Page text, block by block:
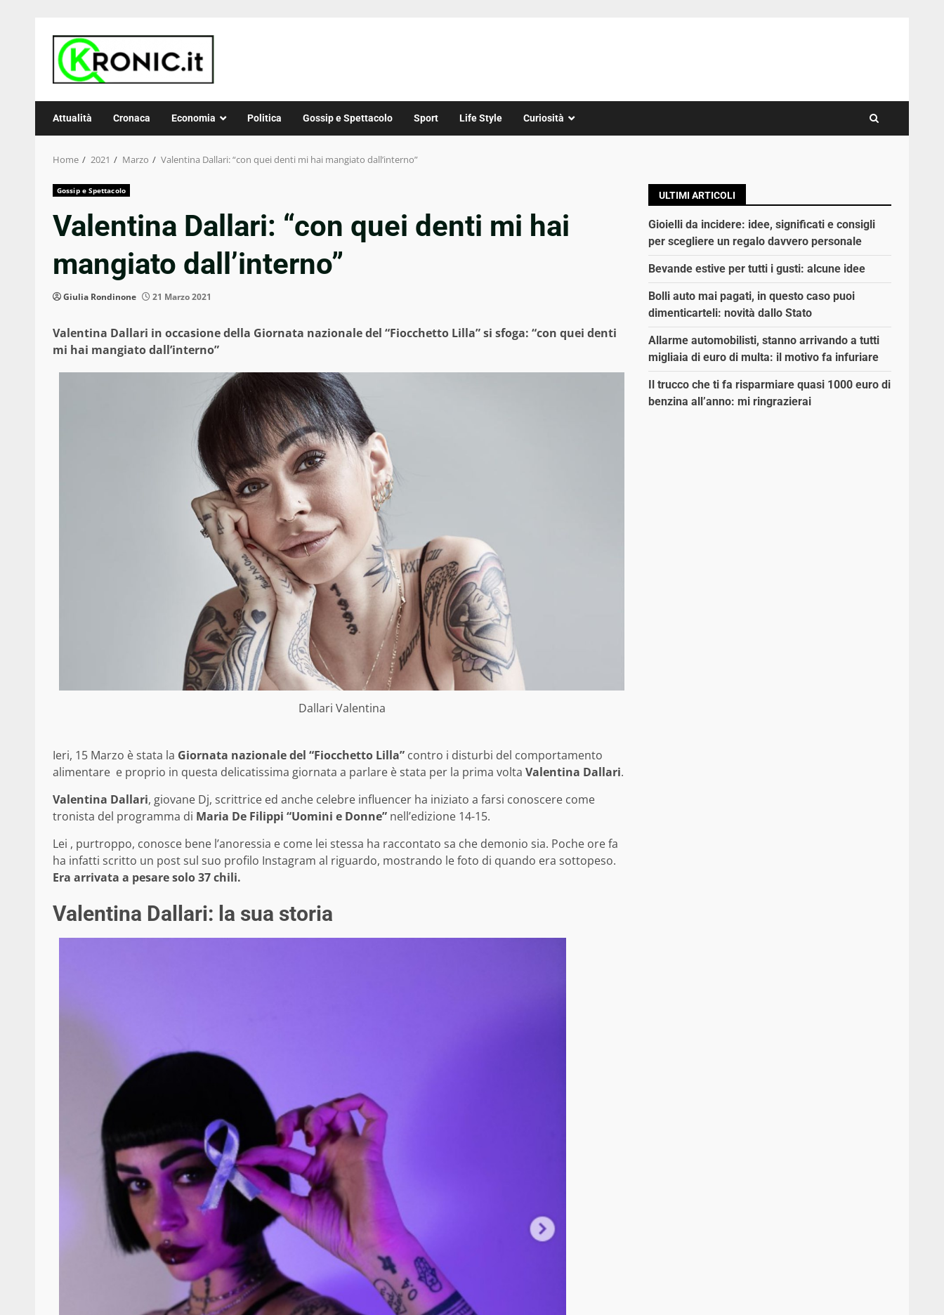
content
Attualità Cronaca Economia Politica Gossip e Spettacolo Sport Life Style Curiosità
Home 2021 Marzo Valentina Dallari: “con quei denti mi hai mangiato dall’interno”
Gossip e Spettacolo
Valentina Dallari: “con quei denti mi hai
mangiato dall’interno”
Giulia Rondinone 21 Marzo 2021
Valentina Dallari in occasione della Giornata nazionale del “Fiocchetto Lilla” si sfoga: “con quei denti
mi hai mangiato dall’interno”
Dallari Valentina
Ieri, 15 Marzo è stata la Giornata nazionale del “Fiocchetto Lilla” contro i disturbi del comportamento
alimentare e proprio in questa delicatissima giornata a parlare è stata per la prima volta Valentina Dallari.
Valentina Dallari, giovane Dj, scrittrice ed anche celebre influencer ha iniziato a farsi conoscere come
tronista del programma di Maria De Filippi “Uomini e Donne” nell’edizione 14-15.
Lei , purtroppo, conosce bene l’anoressia e come lei stessa ha raccontato sa che demonio sia. Poche ore fa
ha infatti scritto un post sul suo profilo Instagram al riguardo, mostrando le foto di quando era sottopeso.
Era arrivata a pesare solo 37 chili.
Valentina Dallari: la sua storia
ULTIMI ARTICOLI
Gioielli da incidere: idee, significati e consigli
per scegliere un regalo davvero personale
Bevande estive per tutti i gusti: alcune idee
Bolli auto mai pagati, in questo caso puoi
dimenticarteli: novità dallo Stato
Allarme automobilisti, stanno arrivando a tutti
migliaia di euro di multa: il motivo fa infuriare
Il trucco che ti fa risparmiare quasi 1000 euro di
benzina all’anno: mi ringrazierai